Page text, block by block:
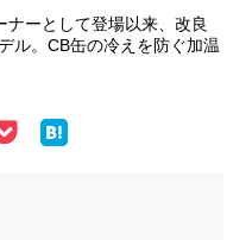
ーとして登場以来、改良
ル。CB缶の冷えを防ぐ加温